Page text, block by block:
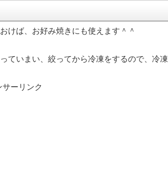
けば、お好み焼きにも使えます＾＾
ていまい、絞ってから冷凍をするので、冷凍
サーリンク